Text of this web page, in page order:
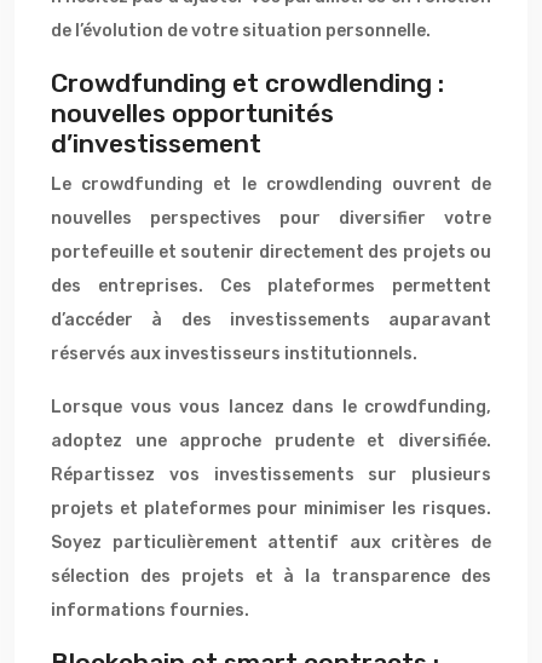
de l’évolution de votre situation personnelle.
Crowdfunding et crowdlending :
nouvelles opportunités
d’investissement
Le crowdfunding et le crowdlending ouvrent de
nouvelles perspectives pour diversifier votre
portefeuille et soutenir directement des projets ou
des entreprises. Ces plateformes permettent
d’accéder à des investissements auparavant
réservés aux investisseurs institutionnels.
Lorsque vous vous lancez dans le crowdfunding,
adoptez une approche prudente et diversifiée.
Répartissez vos investissements sur plusieurs
projets et plateformes pour minimiser les risques.
Soyez particulièrement attentif aux critères de
sélection des projets et à la transparence des
informations fournies.